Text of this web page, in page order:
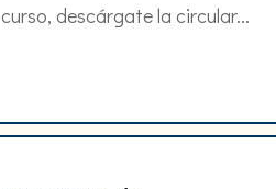
curso, descárgate la circular...